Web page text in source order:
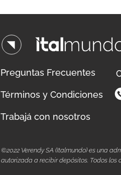
Preguntas Frecuentes
Términos y Condiciones
Trabajá con nosotros
©2022 Verendy SA (Italmundo) es una
autorizada a recibir depósitos. Todos los